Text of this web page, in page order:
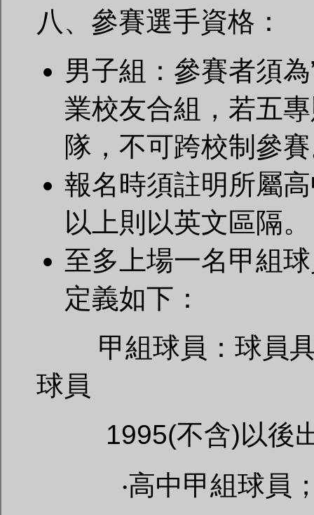
八、參賽選手資格：
男子組：參賽者須
業校友合組，若五
隊，不可跨校制參
報名時須註明所屬
以上則以英文區隔。
至多上場一名甲組
定義如下：
甲組球員：球員具
球員
1995(不含)以後出
‧高中甲組球員